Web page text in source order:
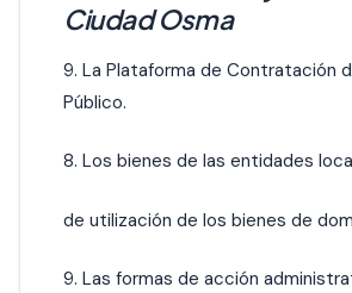
Ciudad Osma
9. La Plataforma de Contratación
Público.
8. Los bienes de las entidades
de utilización de los bienes de
9. Las formas de acción